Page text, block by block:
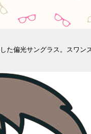
た偏光サングラス。スワン